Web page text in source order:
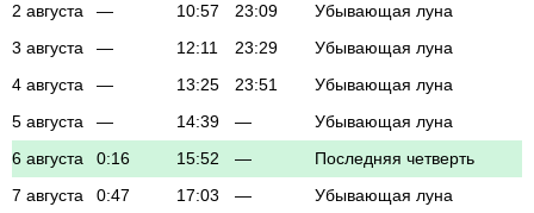
2 августа
— 10:57 23:09
Убывающая луна
3 августа
— 12:11 23:29
Убывающая луна
4 августа
— 13:25 23:51
Убывающая луна
5 августа
— 14:39 —
Убывающая луна
6 августа
0:16 15:52 —
Последняя четверть
7 августа
0:47 17:03 —
Убывающая луна